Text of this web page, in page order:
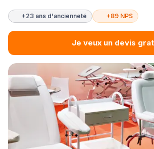
+23 ans d'ancienneté +89 NPS
Je veux un devis